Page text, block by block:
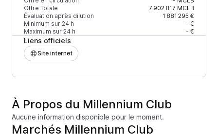
Offre Totale
7 902 817 MCLB
Évaluation après dilution
1 881 295 €
Minimum sur 24 h
- €
Maximum sur 24 h
- €
Liens officiels
Site internet
À Propos du Millennium Club
Aucune information disponible pour le moment.
Marchés Millennium Club